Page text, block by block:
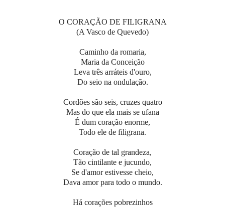
O CORAÇÃO DE FILIGRANA
(A Vasco de Quevedo)
Caminho da romaria,
Maria da Conceição
Leva três arráteis d'ouro,
Do seio na ondulação.
Cordões são seis, cruzes quatro
Mas do que ela mais se ufana
É dum coração enorme,
Todo ele de filigrana.
Coração de tal grandeza,
Tão cintilante e jucundo,
Se d'amor estivesse cheio,
Dava amor para todo o mundo.
Há corações pobrezinhos